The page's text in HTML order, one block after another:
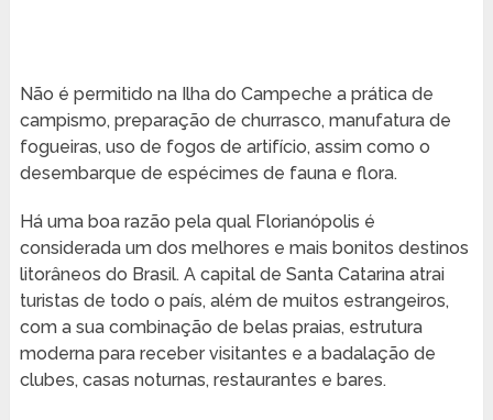
Não é permitido na Ilha do Campeche a prática de
campismo, preparação de churrasco, manufatura de
fogueiras, uso de fogos de artifício, assim como o
desembarque de espécimes de fauna e flora.
Há uma boa razão pela qual Florianópolis é
considerada um dos melhores e mais bonitos destinos
litorâneos do Brasil. A capital de Santa Catarina atrai
turistas de todo o país, além de muitos estrangeiros,
com a sua combinação de belas praias, estrutura
moderna para receber visitantes e a badalação de
clubes, casas noturnas, restaurantes e bares.